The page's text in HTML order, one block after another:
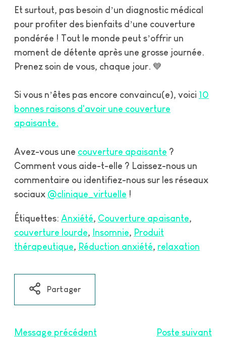
Et surtout, pas besoin d’un diagnostic médical
pour profiter des bienfaits d’une couverture
pondérée ! Tout le monde peut s’offrir un
moment de détente après une grosse journée.
Prenez soin de vous, chaque jour. 💙
Si vous n’êtes pas encore convaincu(e), voici 10
bonnes raisons d'avoir une couverture
apaisante.
Avez-vous une couverture apaisante ?
Comment vous aide-t-elle ? Laissez-nous un
commentaire ou identifiez-nous sur les réseaux
sociaux @clinique_virtuelle !
Étiquettes: Anxiété Couverture apaisante
couverture lourde
Insomnie
Produit
thérapeutique
Réduction anxiété relaxation
Partager
Message précédent Poste suivant